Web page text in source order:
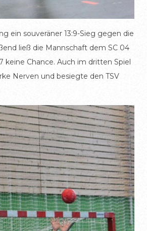
ein souveräner 13:9-Sieg gegen die
ließ die Mannschaft dem SC 04
keine Chance. Auch im dritten Spiel
Nerven und besiegte den TSV